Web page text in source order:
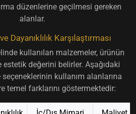
düzenlerine geçilmesi gereken
alanlar.
Dayanıklılık Karşılaştırması
kullanılan malzemeler, ürünün
değerini belirler. Aşağıdaki
kullanım alanlarına
temel farklarını göstermektedir: